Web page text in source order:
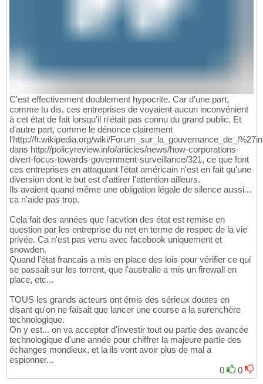
C'est effectivement doublement hypocrite. Car d'une part,
comme tu dis, ces entreprises de voyaient aucun inconvénient
à cet état de fait lorsqu'il n'était pas connu du grand public. Et
d'autre part, comme le dénonce clairement
l'http://fr.wikipedia.org/wiki/
dans http://policyreview.info/articles/news/how-corporations-
divert-focus-towards-government-surveillance/321, ce que font
ces entreprises en attaquant l'état américain n'est en fait qu'une
diversion dont le but est d'attirer l'attention ailleurs.
Ils avaient quand même une obligation légale de silence aussi...
ca n'aide pas trop.
Cela fait des années que l'acvtion des état est remise en
question par les entreprise du net en terme de respec de la vie
privée. Ca n'est pas venu avec facebook uniquement et
snowden.
Quand l'état francais a mis en place des lois pour vérifier ce qui
se passait sur les torrent, que l'australie a mis un firewall en
place, etc...
TOUS les grands acteurs ont émis des sérieux doutes en
disant qu'on ne faisait que lancer une course a la surenchère
technologique.
On y est... on va accepter d'investir tout ou partie des avancée
technologique d'une année pour chiffrer la majeure partie des
échanges mondieux, et la ils vont avoir plus de mal a
espionner...
0
0